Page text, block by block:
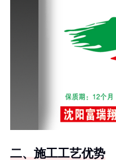
二、施工工艺优势